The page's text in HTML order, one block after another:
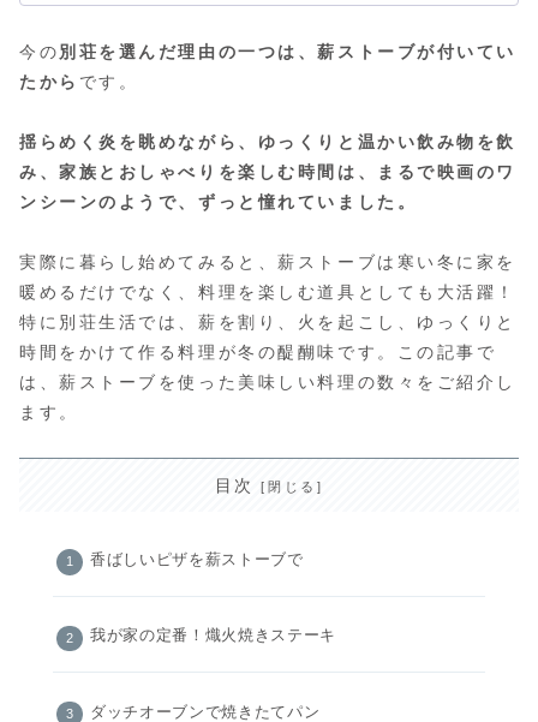
今の別荘を選んだ理由の一つは、薪ストーブが付いてい
たから です。
揺らめく炎を眺めながら、ゆっくりと温かい飲み物を飲
み、家族とおしゃべりを楽しむ時間は、まるで映画のワ
ンシーンのようで、ずっと憧れていました。
実際に暮らし始めてみると、薪ストーブは寒い冬に家を
暖めるだけでなく、料理を楽しむ道具としても大活躍！
特に別荘生活では、薪を割り、火を起こし、ゆっくりと
時間をかけて作る料理が冬の醍醐味です。この記事で
は、薪ストーブを使った美味しい料理の数々をご紹介し
ます。
目次
香ばしいピザを薪ストーブで
我が家の定番！熾火焼きステーキ
ダッチオーブンで焼きたてパン